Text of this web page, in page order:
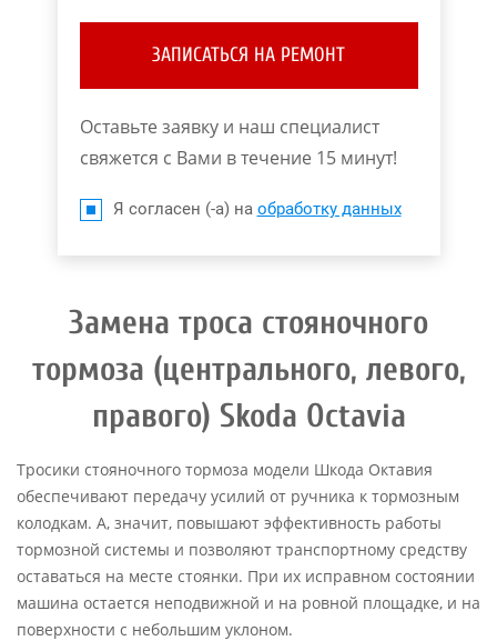
ЗАПИСАТЬСЯ НА РЕМОНТ
Оставьте заявку и наш специалист
свяжется с Вами в течение 15 минут!
Я согласен (-а) на обработку данных
Замена троса стояночного
тормоза (центрального, левого,
правого) Skoda Octavia
Тросики стояночного тормоза модели Шкода Октавия
обеспечивают передачу усилий от ручника к тормозным
колодкам. А, значит, повышают эффективность работы
тормозной системы и позволяют транспортному средству
оставаться на месте стоянки. При их исправном состоянии
машина остается неподвижной и на ровной площадке, и на
поверхности с небольшим уклоном.